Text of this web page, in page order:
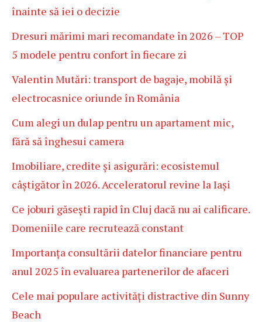
înainte să iei o decizie
Dresuri mărimi mari recomandate în 2026 – TOP
5 modele pentru confort în fiecare zi
Valentin Mutări: transport de bagaje, mobilă și
electrocasnice oriunde în România
Cum alegi un dulap pentru un apartament mic,
fără să înghesui camera
Imobiliare, credite și asigurări: ecosistemul
câștigător în 2026. Acceleratorul revine la Iași
Ce joburi găsești rapid în Cluj dacă nu ai calificare.
Domeniile care recrutează constant
Importanța consultării datelor financiare pentru
anul 2025 în evaluarea partenerilor de afaceri
Cele mai populare activități distractive din Sunny
Beach